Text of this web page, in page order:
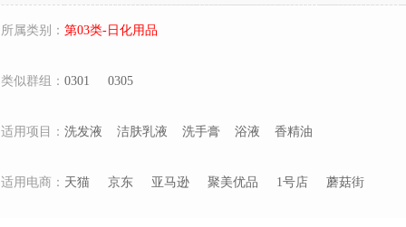
所属类别： 第03类-日化用品
类似群组： 0301 0305
适用项目： 洗发液 洁肤乳液 洗手膏 浴液 香精油
适用电商： 天猫 京东 亚马逊 聚美优品 1号店 蘑菇街